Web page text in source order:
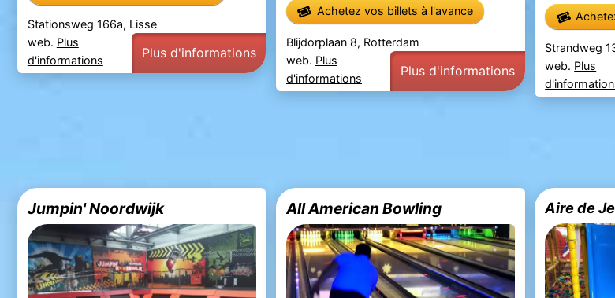
Stationsweg 166a, Lisse
web. Plus
d'informations
Plus d'informations
Achetez vos billets à l'avance
Blijdorplaan 8, Rotterdam
web. Plus
d'informations
Plus d'informations
Strandweg
web. Plus
Jumpin' Noordwijk All American Bowling Aire de